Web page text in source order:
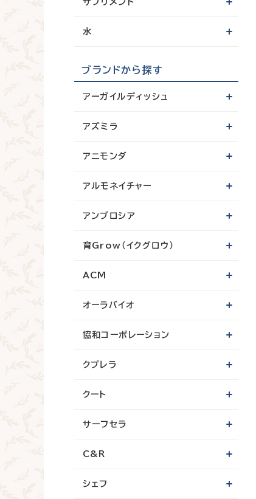
サプリメント
水
ブランドから探す
アーガイルディッシュ
アズミラ
アニモンダ
アルモネイチャー
アンブロシア
育Grow（イクグロウ）
ACM
オーラバイオ
協和コーポレーション
クプレラ
クート
サーフセラ
C&R
シェフ